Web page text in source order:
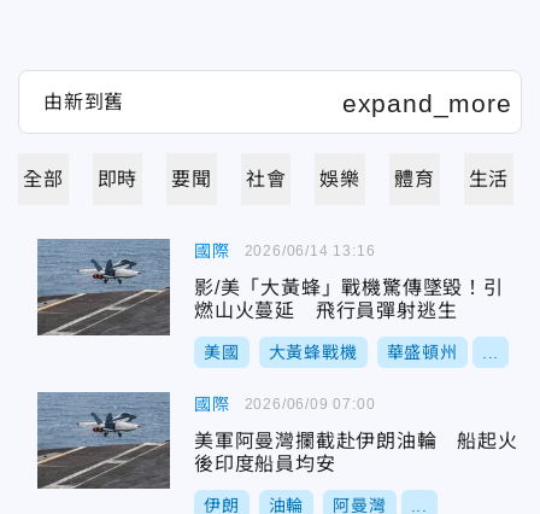
全部 即時 要聞 社會 娛樂 體育 生活
國際
影/美「大黃蜂」戰機驚傳墜毀！引
燃山火蔓延 飛行員彈射逃生
美國 大黃蜂戰機 華盛頓州
2026/06/14 13:16
國際
美軍阿曼灣攔截赴伊朗油輪 船起火
後印度船員均安
伊朗 油輪 阿曼灣
2026/06/09 07:00